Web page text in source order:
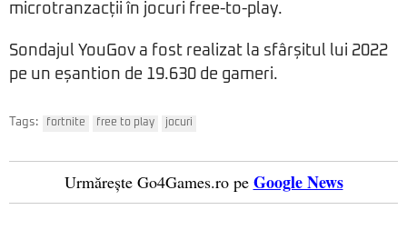
microtranzacții în jocuri free-to-play.
Sondajul YouGov a fost realizat la sfârșitul lui 2022
pe un eșantion de 19.630 de gameri.
Tags: fortnite free to play jocuri
Urmărește Go4Games.ro pe Google News